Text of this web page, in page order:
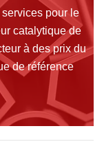
pour le
catalytique de
à des prix du
de référence